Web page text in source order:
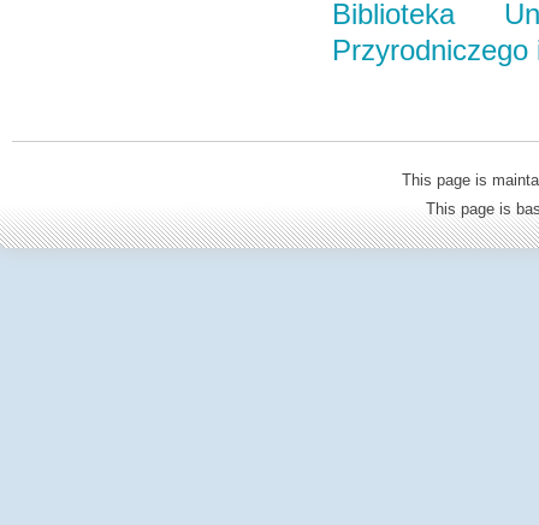
Biblioteka
Przyrodniczego
This page is
This page is